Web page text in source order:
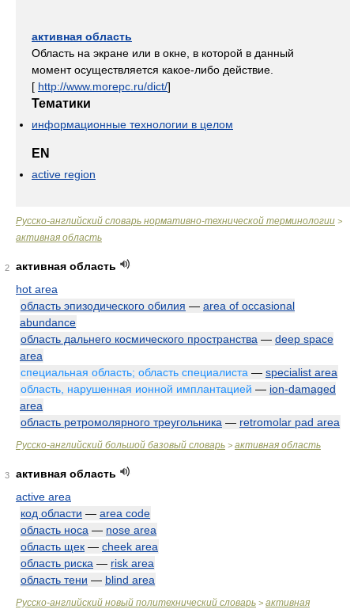
активная область
Область на экране или в окне, в которой в данный
момент осуществляется какое-либо действие.
[ http://www.morepc.ru/dict/]
Тематики
информационные технологии в целом
EN
active region
Русско-английский словарь нормативно-технической терминологии >
активная область
2
активная область
hot area
область эпизодического обилия — area of occasional
abundance
область дальнего космического пространства — deep space
area
специальная область; область специалиста — specialist area
область, нарушенная ионной имплантацией — ion-damaged
area
область ретромолярного треугольника — retromolar pad area
Русско-английский большой базовый словарь > активная область
3
активная область
active area
код области — area code
область носа — nose area
область щек — cheek area
область риска — risk area
область тени — blind area
Русско-английский новый политехнический словарь > активная